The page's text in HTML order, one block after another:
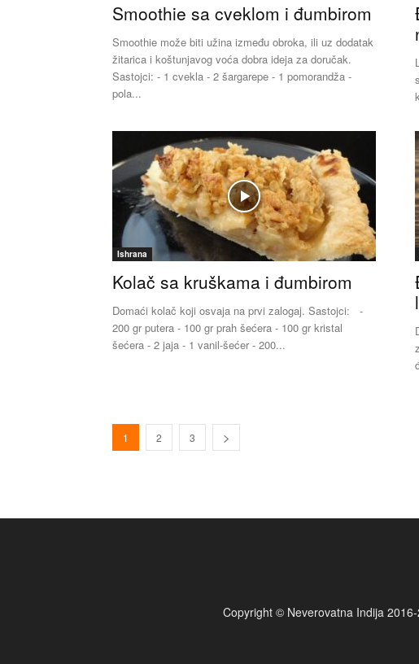
Smoothie sa cveklom i đumbirom
Smoothie može biti užina između obroka, ili uz dodatak
žitarica i koštunjavog voća dobra ideja za doručak.
Sastojci: - 1 cvekla - 2 šargarepe - 1 pomorandža -
pola...
Ishrana
Kolač sa kruškama i đumbirom
Domaći kolač koji osvaja na prvi zalogaj. Sastojci: -
200 gr putera - 100 gr prah šećera - 100 gr kristal
šećera - 2 jaja - 1 vanil-šećer - 200...
1 2 3
Copyright © Neverovatna Indija